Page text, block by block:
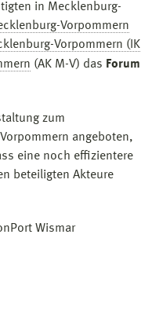
in Mecklenburg-
Vorpommern
Vorpommern (IK
(AK M-V) das Forum
zum
angeboten,
eine noch effizientere
beteiligten Akteure
Wismar